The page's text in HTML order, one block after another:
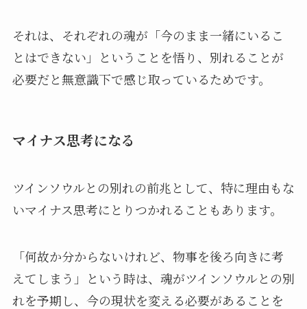
それは、それぞれの魂が「今のまま一緒にいるこ
とはできない」ということを悟り、別れることが
必要だと無意識下で感じ取っているためです。
マイナス思考になる
ツインソウルとの別れの前兆として、特に理由もな
いマイナス思考にとりつかれることもあります。
「何故か分からないけれど、物事を後ろ向きに考
えてしまう」という時は、魂がツインソウルとの別
れを予期し、今の現状を変える必要があることを